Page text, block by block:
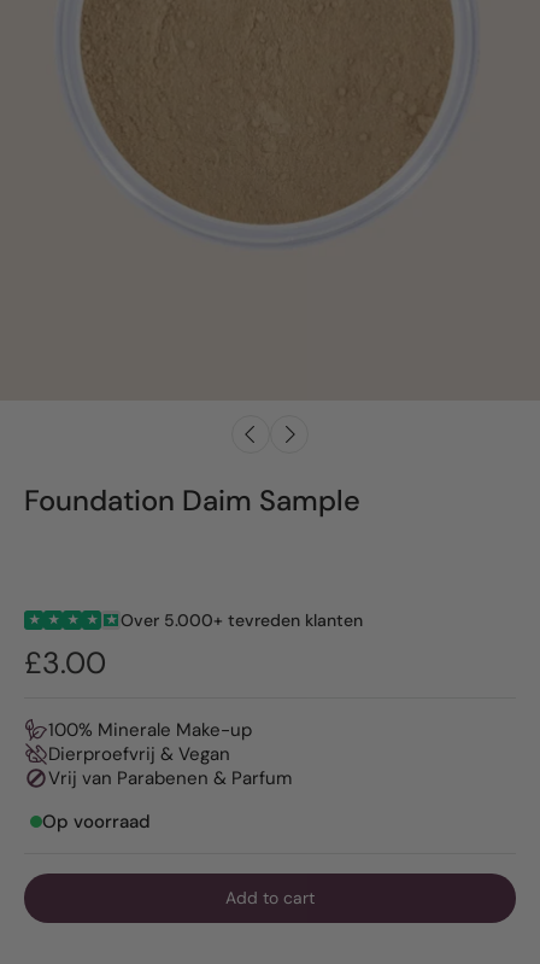
Foundation Daim Sample
★ ★ ★ ★ ★ Over 5.000+ tevreden klanten
£3.00
100% Minerale Make-up
Dierproefvrij & Vegan
Vrij van Parabenen & Parfum
Op voorraad
Add to cart